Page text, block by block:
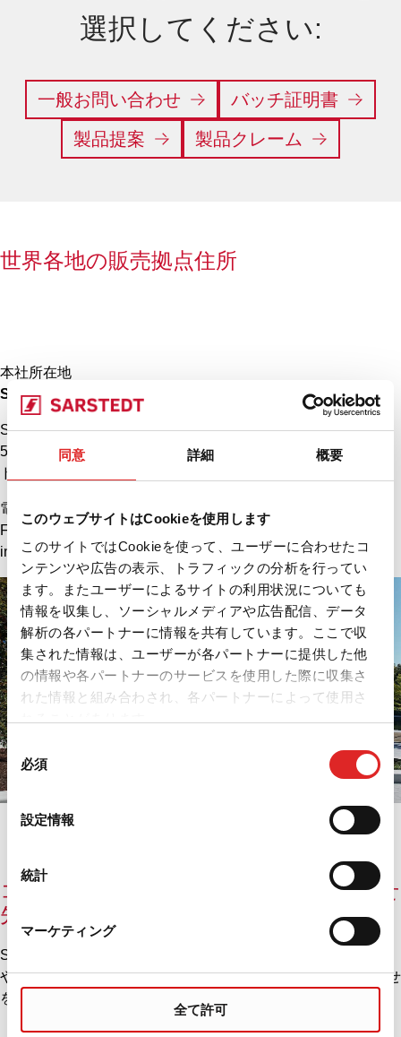
同意 詳細 概要
このウェブサイトはCookieを使用します
このサイトではCookieを使って、ユーザーに合わせたコ
ンテンツや広告の表示、トラフィックの分析を行ってい
ます。またユーザーによるサイトの利用状況についても
情報を収集し、ソーシャルメディアや広告配信、データ
解析の各パートナーに情報を共有しています。ここで収
集された情報は、ユーザーが各パートナーに提供した他
の情報や各パートナーのサービスを使用した際に収集さ
れた情報と組み合わされ、各パートナーによって使用さ
同
意
の
必須
設定情報
統計
マーケティング
全て許可
選択してください:
一般お問い合わせ
バッチ証明書
製品提案
製品クレーム
世界各地の販売拠点住所
本社所在地
SARSTEDT AG & Co. KG
Sarstedtstraße 1
51588 Nümbrecht
ドイツ
電話: +49 2293 305 0
Fax: +49 2293 305 2470
info@sarstedt.com
コンプライアンスに関するお問い合わせ
先
SARSTEDTグループの従業員はもちろん、グループ外の個人
や組織の方々からも、コンプライアンスに関するお問い合わせ
を受け付けています。お問い合わせ先は以下をご覧ください。